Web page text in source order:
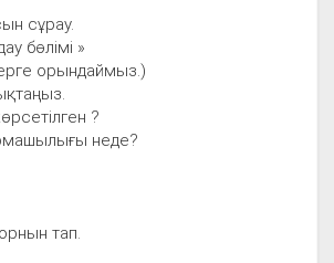
сұрау.
бөлімі »
орындаймыз.)
?
неде?
тап.